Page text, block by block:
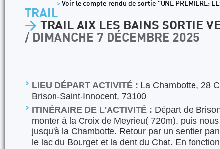
> Voir le compte rendu de sortie "UNE PREMIÈRE:
TRAIL
> TRAIL AIX LES BAINS SORTIE
/ DIMANCHE 7 DÉCEMBRE 2025
LIEU DÉPART ACTIVITÉ : La Chambotte, 28
Brison-Saint-Innocent, 73100
ITINÉRAIRE DE L'ACTIVITÉ : Départ de
monter à la Croix de Meyrieu( 720m), puis
jusqu'à la Chambotte. Retour par un sentier
le lac du Bourget et la dent du Chat. En